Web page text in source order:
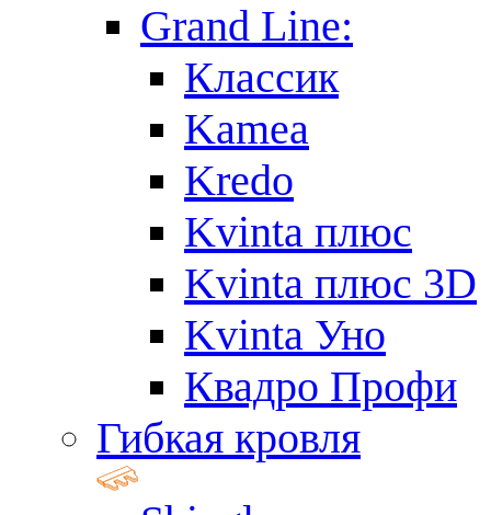
Grand Line:
Классик
Kamea
Kredo
Kvinta плюс
Kvinta плюс 3D
Kvinta Уно
Квадро Профи
Гибкая кровля